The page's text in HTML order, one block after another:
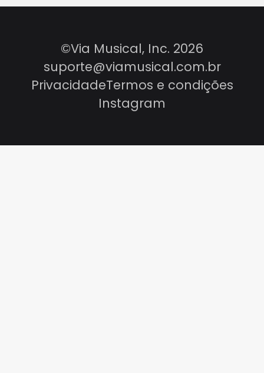
©Via Musical, Inc. 2026
suporte@viamusical.com.br
PrivacidadeTermos e condições
Instagram